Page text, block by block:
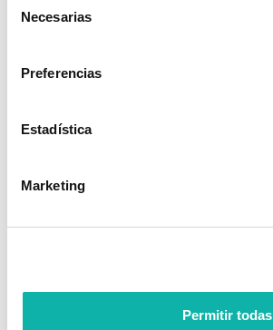
Necesarias
Preferencias
Estadística
Marketing
Permitir todas
ESTRUCTURA
de trabajo en función de la actividad de
SC 1: Temas Generales
SC 2: Almacenamiento